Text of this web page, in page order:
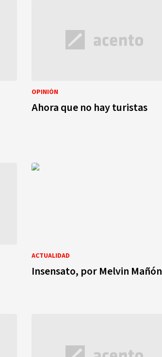
OPINIÓN
Ahora que no hay turistas
ACTUALIDAD
Insensato, por Melvin Mañón